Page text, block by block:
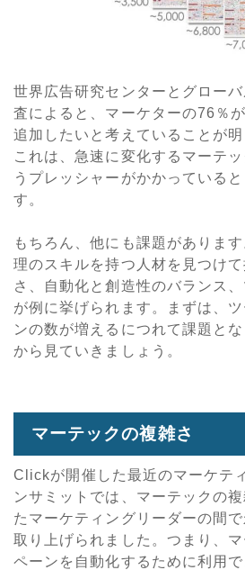
世界広告研究センターとグロー
査によると、マーケターの76％
追加したいと考えていることが明
これは、急速に変化するマーテ
うプレッシャーがかかっている
す。
もちろん、他にも課題がありま
理のスキルを持つ人材を見つけ
さ、自動化と創造性のバランス
が例に挙げられます。まずは、
ンの数が増えるにつれて課題とな
から見ていきましょう。
マーテックの複雑さ
Clickが開催した最近のマーケテ
ンサミットでは、マーテックの
たマーケティングリーダーの間
取り上げられました。つまり、
ペーンを自動化するために利用